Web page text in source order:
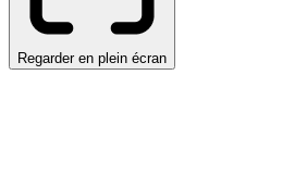
Regarder en plein écran